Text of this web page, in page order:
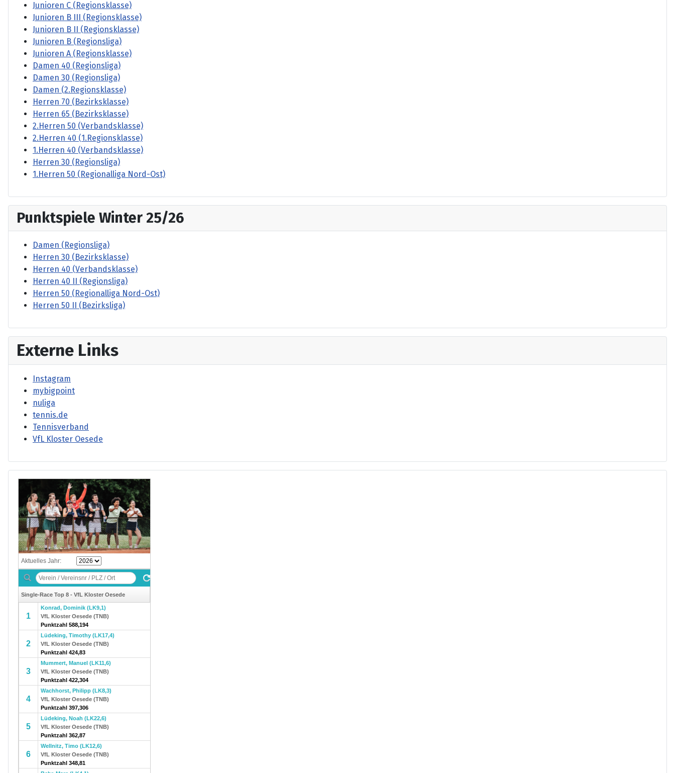
Junioren C (Regionsklasse)
Junioren B III (Regionsklasse)
Junioren B II (Regionsklasse)
Junioren B (Regionsliga)
Junioren A (Regionsklasse)
Damen 40 (Regionsliga)
Damen 30 (Regionsliga)
Damen (2.Regionsklasse)
Herren 70 (Bezirksklasse)
Herren 65 (Bezirksklasse)
2.Herren 50 (Verbandsklasse)
2.Herren 40 (1.Regionsklasse)
1.Herren 40 (Verbandsklasse)
Herren 30 (Regionsliga)
1.Herren 50 (Regionalliga Nord-Ost)
Punktspiele Winter 25/26
Damen (Regionsliga)
Herren 30 (Bezirksklasse)
Herren 40 (Verbandsklasse)
Herren 40 II (Regionsliga)
Herren 50 (Regionalliga Nord-Ost)
Herren 50 II (Bezirksliga)
Externe Links
Instagram
mybigpoint
nuliga
tennis.de
Tennisverband
VfL Kloster Oesede